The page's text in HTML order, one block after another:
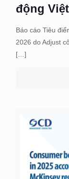
động
Báo cáo Tiêu
2026 do Adjust
[…]